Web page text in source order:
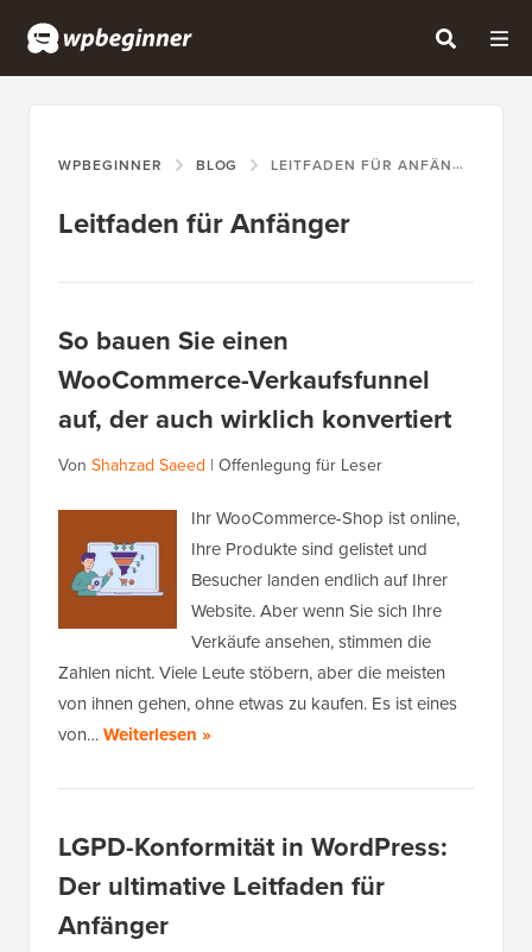
WPBEGINNER BLOG LEITFADEN FÜR ANFÄNGER
Leitfaden für Anfänger
So bauen Sie einen
WooCommerce-Verkaufsfunnel
auf, der auch wirklich konvertiert
Von Shahzad Saeed | Offenlegung für Leser
Ihr WooCommerce-Shop ist online,
Ihre Produkte sind gelistet und
Besucher landen endlich auf Ihrer
Website. Aber wenn Sie sich Ihre
Verkäufe ansehen, stimmen die
Zahlen nicht. Viele Leute stöbern, aber die meisten
von ihnen gehen, ohne etwas zu kaufen. Es ist eines
von…Weiterlesen »
LGPD-Konformität in WordPress:
Der ultimative Leitfaden für
Anfänger